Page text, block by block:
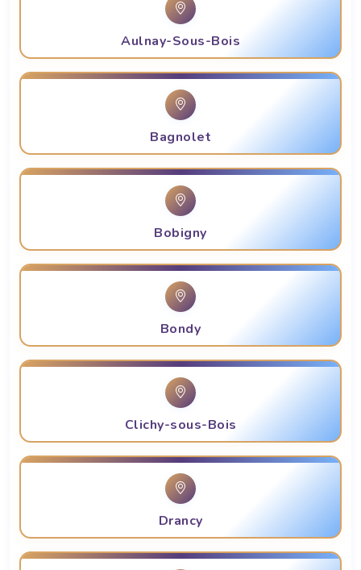
Aulnay-Sous-Bois
Bagnolet
Bobigny
Bondy
Clichy-sous-Bois
Drancy